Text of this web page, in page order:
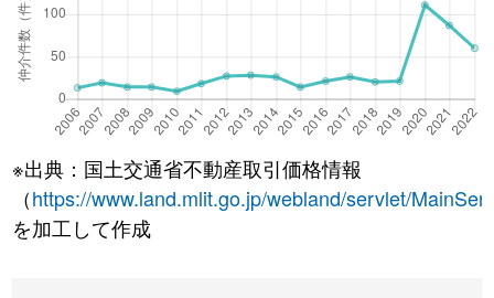
※出典：国土交通省不動産取引価格情報
（https://www.land.mlit.go.jp/webland/servlet/
を加工して作成